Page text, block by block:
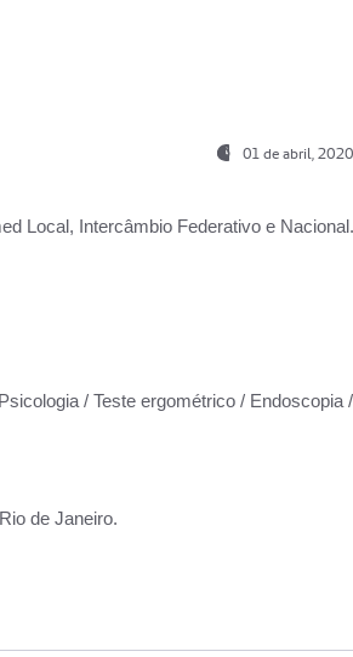
01 de abril, 2020
Local, Intercâmbio Federativo e Nacional.
/ Teste ergométrico / Endoscopia /
de Janeiro.